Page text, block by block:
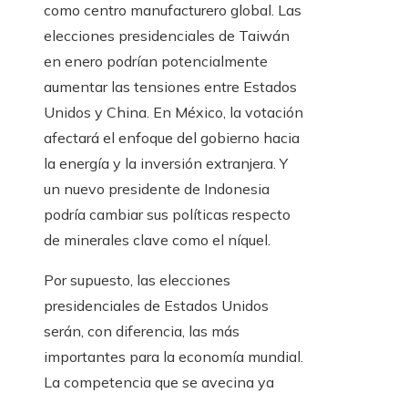
como centro manufacturero global. Las
elecciones presidenciales de Taiwán
en enero podrían potencialmente
aumentar las tensiones entre Estados
Unidos y China. En México, la votación
afectará el enfoque del gobierno hacia
la energía y la inversión extranjera. Y
un nuevo presidente de Indonesia
podría cambiar sus políticas respecto
de minerales clave como el níquel.
Por supuesto, las elecciones
presidenciales de Estados Unidos
serán, con diferencia, las más
importantes para la economía mundial.
La competencia que se avecina ya